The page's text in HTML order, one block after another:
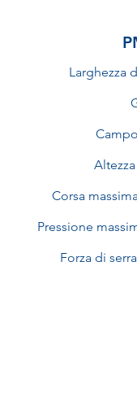
Larghezza
Corsa
Pressione
Forza di